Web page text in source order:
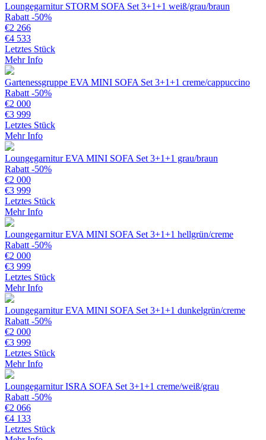
Loungegarnitur STORM SOFA Set 3+1+1 weiß/grau/braun
Rabatt -50%
€2 266
€4 533
Letztes Stück
Mehr Info
Gartenessgruppe EVA MINI SOFA Set 3+1+1 creme/cappuccino
Rabatt -50%
€2 000
€3 999
Letztes Stück
Mehr Info
Loungegarnitur EVA MINI SOFA Set 3+1+1 grau/braun
Rabatt -50%
€2 000
€3 999
Letztes Stück
Mehr Info
Loungegarnitur EVA MINI SOFA Set 3+1+1 hellgrün/creme
Rabatt -50%
€2 000
€3 999
Letztes Stück
Mehr Info
Loungegarnitur EVA MINI SOFA Set 3+1+1 dunkelgrün/creme
Rabatt -50%
€2 000
€3 999
Letztes Stück
Mehr Info
Loungegarnitur ISRA SOFA Set 3+1+1 creme/weiß/grau
Rabatt -50%
€2 066
€4 133
Letztes Stück